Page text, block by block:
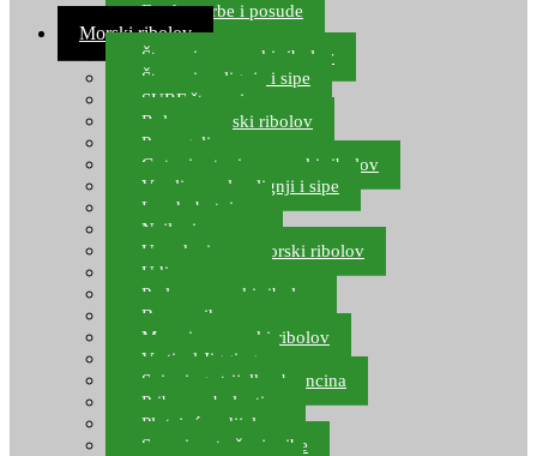
Feeder torbe i posude
Morski ribolov
Štapovi za morski ribolov
Štapovi za lignje i sipe
SURF štapovi
Role za morski ribolov
Parangali
Gotovi setovi za morski ribolov
Varalice za lov lignji i sipe
Lov hobotnice
Najloni za more
Upredenice za morski ribolov
Udice za more
Perle za morski ribolov
Brum prihrana za more
Mamci za morski ribolov
Vertical Jigging
Spinning strijelke, brancina
Pribor za bolentino
Plutajuća odijela
Sonari za traženje ribe